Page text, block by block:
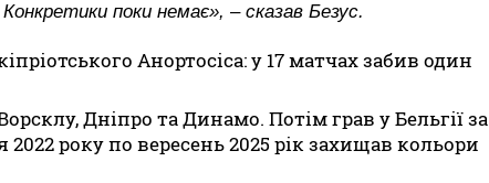
поки немає», – сказав Безус.
Анортосіса: у 17 матчах забив один
Дніпро та Динамо. Потім грав у Бельгії за
року по вересень 2025 рік захищав кольори